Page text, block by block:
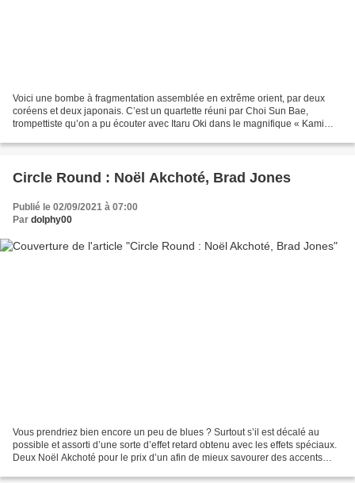
Voici une bombe à fragmentation assemblée en extrême orient, par deux
coréens et deux japonais. C’est un quartette réuni par Choi Sun Bae,
trompettiste qu’on a pu écouter avec Itaru Oki dans le magnifique « Kami
Circle Round : Noël Akchoté, Brad Jones
Publié le 02/09/2021 à 07:00
Par dolphy00
Vous prendriez bien encore un peu de blues ? Surtout s’il est décalé au
possible et assorti d’une sorte d’effet retard obtenu avec les effets spéciaux.
Deux Noël Akchoté pour le prix d’un afin de mieux savourer des accents